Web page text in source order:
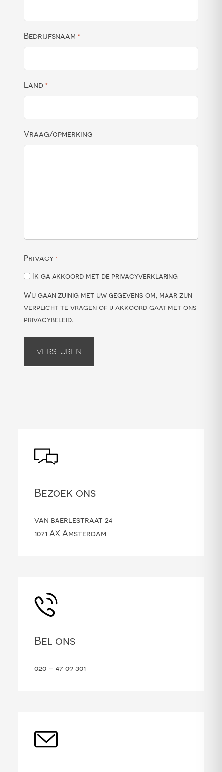
Bedrijfsnaam *
Land *
Vraag/opmerking
Privacy *
Ik ga akkoord met de privacyverklaring
Wij gaan zuinig met uw gegevens om, maar zijn
verplicht te vragen of u akkoord gaat met ons
privacybeleid.
Versturen
Bezoek ons
van baerlestraat 24
1071 AX Amsterdam
Bel ons
020 – 47 09 301